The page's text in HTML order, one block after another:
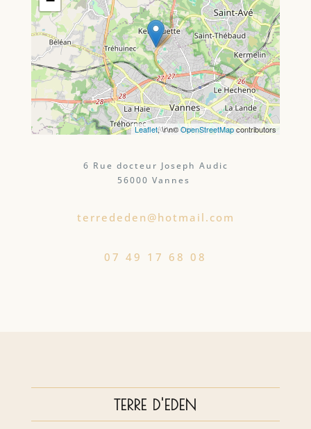
Leaflet, \r\n©OpenStreetMapcontributors
6 Rue docteur Joseph Audic
56000 Vannes
terrededen@hotmail.com
07 49 17 68 08
TERRE D'EDEN